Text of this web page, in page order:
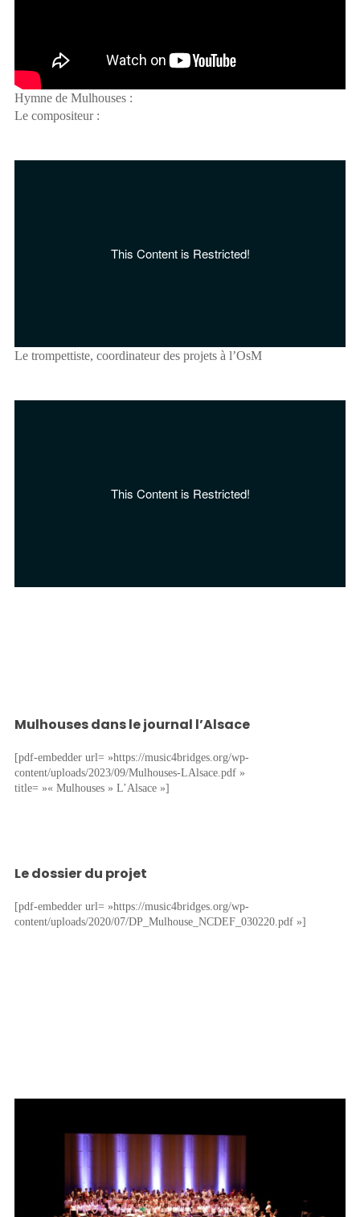
Hymne de Mulhouses :
Le compositeur :
Le trompettiste, coordinateur des projets à l’OsM
Mulhouses dans le journal l’Alsace
[pdf-embedder url= »https://music4bridges.org/wp-
content/uploads/2023/09/Mulhouses-LAlsace.pdf »
title= »« Mulhouses » L’Alsace »]
Le dossier du projet
[pdf-embedder url= »https://music4bridges.org/wp-
content/uploads/2020/07/DP_Mulhouse_NCDEF_030220.pdf »]